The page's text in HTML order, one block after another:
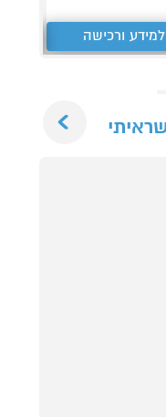
למידע ורכישה